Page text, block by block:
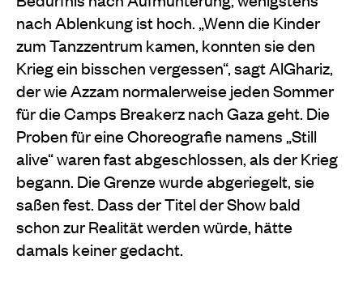
nach Ablenkung ist hoch. „Wenn die Kinder
zum Tanzzentrum kamen, konnten sie den
Krieg ein bisschen vergessen“, sagt AlGhariz,
der wie Azzam normalerweise jeden Sommer
für die Camps Breakerz nach Gaza geht. Die
Proben für eine Choreografie namens „Still
alive“ waren fast abgeschlossen, als der Krieg
begann. Die Grenze wurde abgeriegelt, sie
saßen fest. Dass der Titel der Show bald
schon zur Realität werden würde, hätte
damals keiner gedacht.